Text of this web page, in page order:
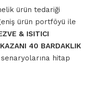
ürün tedariği
ürün portföyü ile
& ISITICI
40 BARDAKLIK
hitap